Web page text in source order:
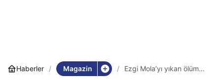
Haberler Magazin Ezgi Mola’yı yıkan ölüm…